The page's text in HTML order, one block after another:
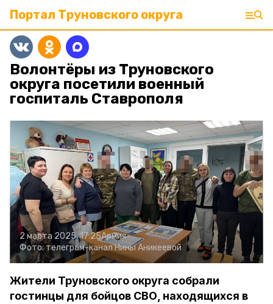
Портал Труновского округа
Волонтёры из Труновского
округа посетили военный
госпиталь Ставрополя
2 марта 2025, 17:25Армия
Фото:телеграм-канал Нины Аникеевой
Жители Труновского округа собрали
гостинцы для бойцов СВО, находящихся в